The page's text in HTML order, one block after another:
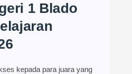
1 Blado
kepada para juara yang